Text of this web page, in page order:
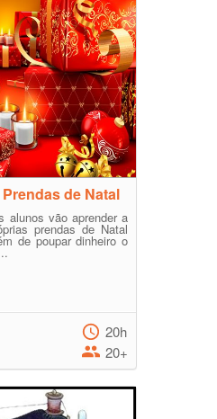
de Natal
alunos vão aprender a
prendas de Natal
de poupar dinheiro o
20h
20+